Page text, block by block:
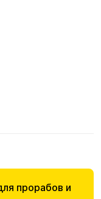
прорабов и